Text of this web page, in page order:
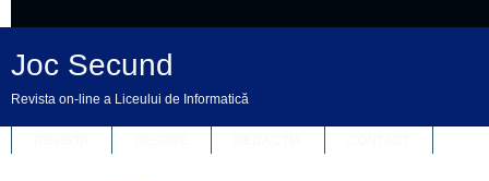
Joc Secund
Revista on-line a Liceului de Informatică